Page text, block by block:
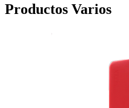
Productos Varios